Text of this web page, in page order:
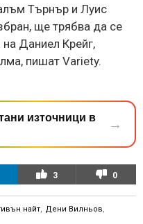
Търнър и Луис
ще трябва да се
Даниел Крейг,
пишат Variety.
източници в
→
3 0
найт, Дени Вилньов,